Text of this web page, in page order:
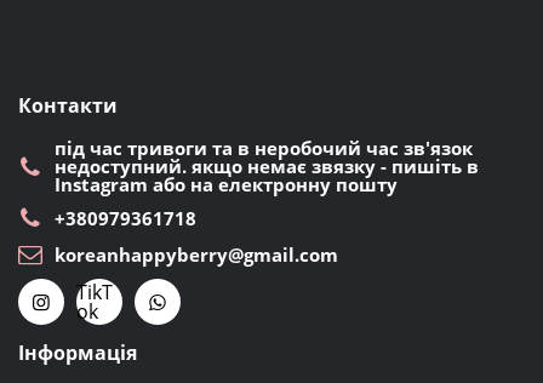
Контакти
під час тривоги та в неробочий час зв'язок
недоступний. якщо немає звязку - пишіть в
Instagram або на електронну пошту
+380979361718
koreanhappyberry@gmail.com
TikT
ok
Інформація